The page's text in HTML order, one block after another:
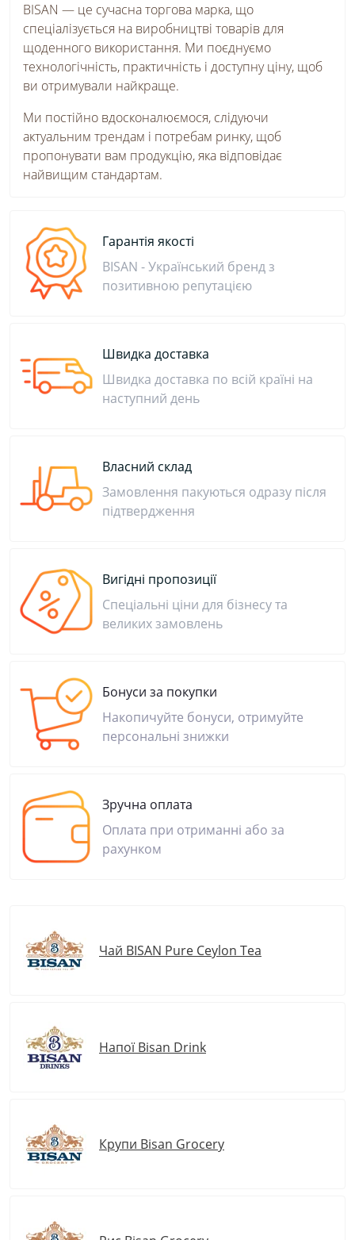
BISAN — це сучасна торгова марка, що
спеціалізується на виробництві товарів для
щоденного використання. Ми поєднуємо
технологічність, практичність і доступну ціну, щоб
ви отримували найкраще.
Ми постійно вдосконалюємося, слідуючи
актуальним трендам і потребам ринку, щоб
пропонувати вам продукцію, яка відповідає
найвищим стандартам.
Гарантія якості
BISAN - Український бренд з
позитивною репутацією
Швидка доставка
Швидка доставка по всій країні на
наступний день
Власний склад
Замовлення пакуються одразу після
підтвердження
Вигідні пропозиції
Спеціальні ціни для бізнесу та
великих замовлень
Бонуси за покупки
Накопичуйте бонуси, отримуйте
персональні знижки
Зручна оплата
Оплата при отриманні або за
рахунком
Чай BISAN Pure Ceylon Tea
Напої Bisan Drink
Крупи Bisan Grocery